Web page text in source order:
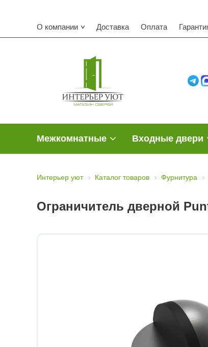
О компании Доставка Оплата
Межкомнатные Входные двери
Интерьер уют Каталог товаров Фурнитура
Ограничитель дверной